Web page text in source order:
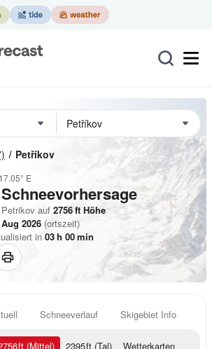
Petříkov
17.05° E
auf 2756ft Höhe
2026 (ortszeit)
in 03h 00min
Schneeverlauf Skigebiet Info
ft (Mittel) 2395ft (Tal) Wetterkarten